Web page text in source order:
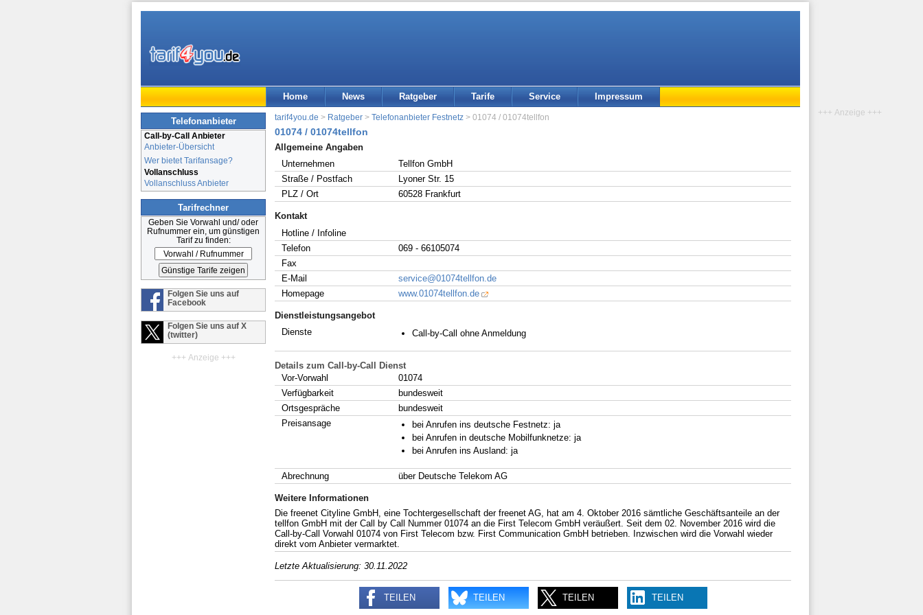
Home News Ratgeber Tarife Service Impressum
Telefonanbieter
Call-by-Call Anbieter
Anbieter-Übersicht
Wer bietet Tarifansage?
Vollanschluss
Vollanschluss Anbieter
Tarifrechner
Geben Sie Vorwahl und/ oder
Rufnummer ein, um günstigen
Tarif zu finden:
Folgen Sie uns auf
Facebook
Folgen Sie uns auf X
(twitter)
+++ Anzeige +++
tarif4you.de > Ratgeber > Telefonanbieter Festnetz > 01074 / 01074tellfon
01074 / 01074tellfon
Allgemeine Angaben
Unternehmen
Tellfon GmbH
Straße / Postfach
Lyoner Str. 15
PLZ / Ort
60528 Frankfurt
Kontakt
Hotline / Infoline
Telefon
069 - 66105074
Fax
E-Mail
service@01074tellfon.de
Homepage
www.01074tellfon.de
Dienstleistungsangebot
Dienste
Call-by-Call ohne Anmeldung
Details zum Call-by-Call Dienst
Vor-Vorwahl
01074
Verfügbarkeit
bundesweit
Ortsgespräche
bundesweit
Preisansage
bei Anrufen ins deutsche Festnetz: ja
bei Anrufen in deutsche Mobilfunknetze: ja
bei Anrufen ins Ausland: ja
Abrechnung über Deutsche Telekom AG
Weitere Informationen
Die freenet Cityline GmbH, eine Tochtergesellschaft der freenet AG, hat am 4. Oktober 2016 sämtliche Geschäftsanteile an der
tellfon GmbH mit der Call by Call Nummer 01074 an die First Telecom GmbH veräußert. Seit dem 02. November 2016 wird die
Call-by-Call Vorwahl 01074 von First Telecom bzw. First Communication GmbH betrieben. Inzwischen wird die Vorwahl wieder
direkt vom Anbieter vermarktet.
Letzte Aktualisierung: 30.11.2022
TEILEN TEILEN TEILEN TEILEN
+++ Anzeige +++